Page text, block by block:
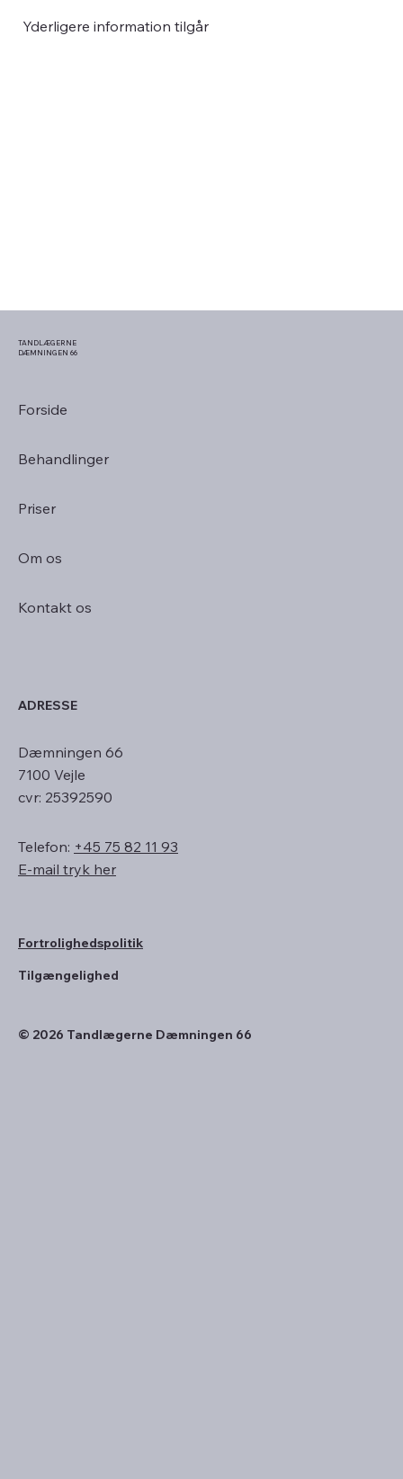
Yderligere information tilgår
TANDLÆGERNE
DÆMNINGEN 66
Forside
Behandlinger
Priser
Om os
Kontakt os
ADRESSE
Dæmningen 66
7100 Vejle
cvr: 25392590
Telefon: +45 75 82 11 93
E-mail tryk her
© 2026 Tandlægerne Dæmningen 66
Fortrolighedspolitik
Tilgængelighed